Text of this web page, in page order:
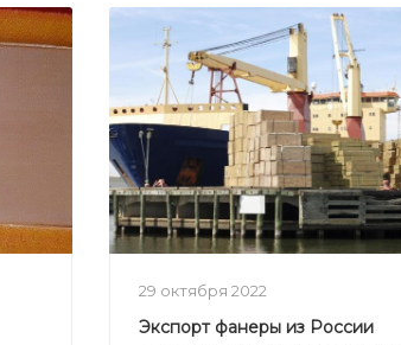
29 октября 2022
Экспорт фанеры из России